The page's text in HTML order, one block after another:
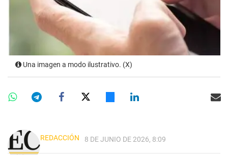
Una imagen a modo ilustrativo. (X)
REDACCIÓN 8 DE JUNIO DE 2026, 8:09